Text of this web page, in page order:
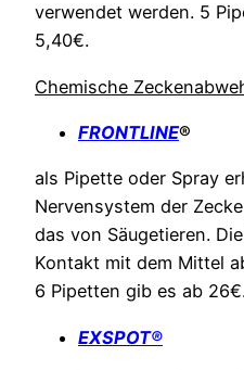
verwendet werden. 5
5,40€.
Chemische
FRONTLINE®
als Pipette oder Spray
Nervensystem der
das von Säugetieren.
Kontakt mit dem Mittel
6 Pipetten gib es ab
EXSPOT®